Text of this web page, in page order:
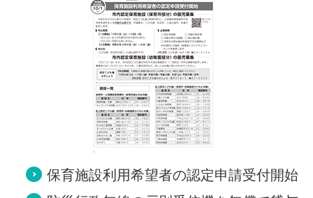
保育施設利用希望者の認定申請受付開始